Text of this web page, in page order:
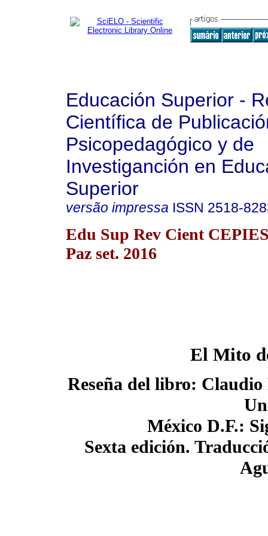
Educación Superior -
Científica de
Psicopedagógico y de
Investiganción en
Superior
versão impressa ISSN 2518-
Edu Sup Rev Cient
Paz set. 2016
El Mito
Reseña del libro:
México D.F.:
Sexta edición.